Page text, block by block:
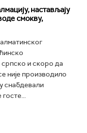
настављају
смокву,
српско и скоро да
није производило
снабдевали